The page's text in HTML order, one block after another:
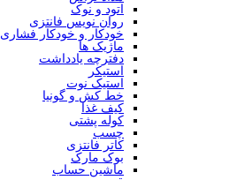
اتود و نوک
روان نویس فانتزی
خودکار و خودکار فشاری
ماژیک ها
دفترچه یادداشت
استیکر
استیک نوت
خط کش و گونیا
کیف غذا
کوله پشتی
چسب
کاتر فانتزی
بوک مارک
ماشین حساب